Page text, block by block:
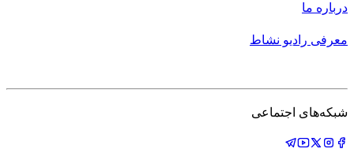
درباره ما
معرفی رادیو نشاط
شبکه‌های اجتماعی